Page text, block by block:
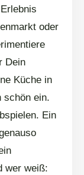
oder
Dein
Küche in
schön ein.
Ein
wer weiß: